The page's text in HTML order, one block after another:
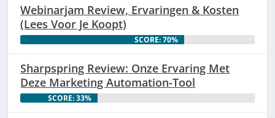
Webinarjam Review, Ervaringen & Kosten
(Lees Voor Je Koopt)
SCORE: 70%
Sharpspring Review: Onze Ervaring Met
Deze Marketing Automation-Tool
SCORE: 33%